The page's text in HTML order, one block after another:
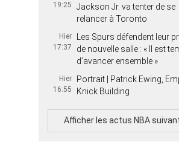
19:25
Jackson Jr. va tenter de se
relancer à Toronto
Hier
17:37
Les Spurs défendent leur
de nouvelle salle : « Il est
d’avancer ensemble »
Hier
16:55
Portrait | Patrick Ewing,
Knick Building
Afficher les actus NBA